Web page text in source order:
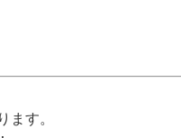
ます。